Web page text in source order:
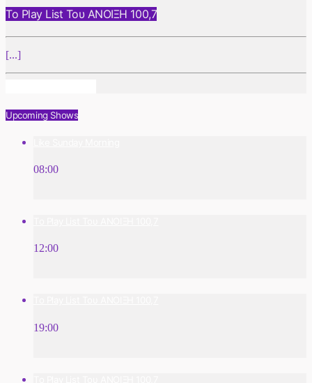
Το Play List Του ΑΝΟΙΞΗ 100,7
[...]
Upcoming Shows
08:00
12:00
19:00